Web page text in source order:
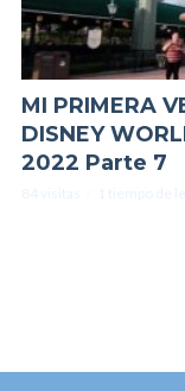
MI PRIMERA
DISNEY
2022 Parte 7